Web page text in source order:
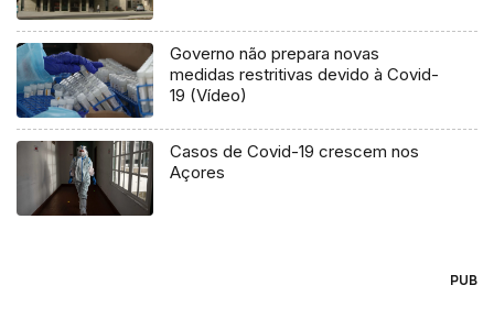
Governo não prepara novas
medidas restritivas devido à Covid-
19 (Vídeo)
Casos de Covid-19 crescem nos
Açores
PUB